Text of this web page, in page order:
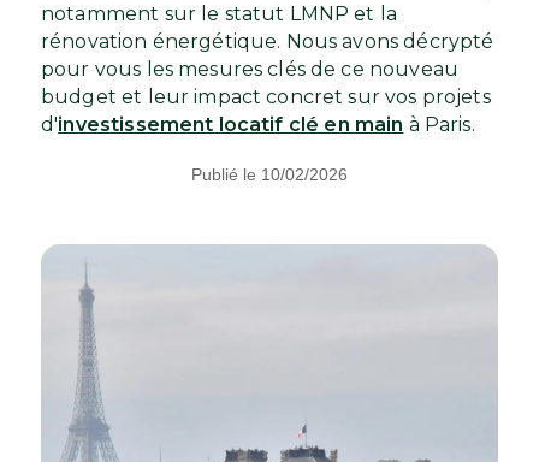
notamment sur le statut LMNP et la
rénovation énergétique. Nous avons décrypté
pour vous les mesures clés de ce nouveau
budget et leur impact concret sur vos projets
d'investissement locatif clé en main à Paris.
Publié le 10/02/2026